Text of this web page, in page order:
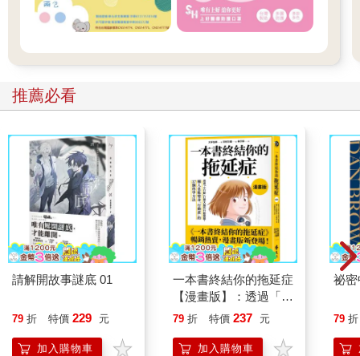
推薦必看
請解開故事謎底 01
79 折 特價 229 元
加入購物車
一本書終結你的拖延症
【漫畫版】：透過「小
行動」打開大腦的行動
「行動派」的37個科
79 折 特價 237 元
加入購物車
祕
79 折